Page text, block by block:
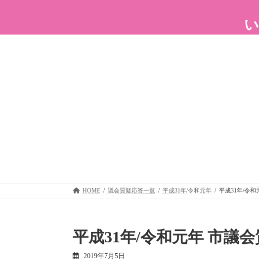
ン
ー
HOME 議会質疑応答一覧 平成31年/令和元年 平成31年/令和
平成31年/令和元年 市議
2019年7月5日